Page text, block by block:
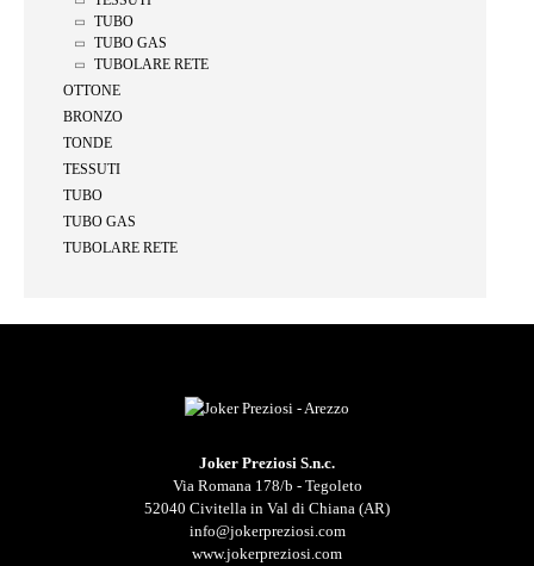
TUBO
TUBO GAS
TUBOLARE RETE
OTTONE
BRONZO
TONDE
TESSUTI
TUBO
TUBO GAS
TUBOLARE RETE
Joker Preziosi S.n.c.
Via Romana 178/b - Tegoleto
52040 Civitella in Val di Chiana (AR)
info@jokerpreziosi.com
www.jokerpreziosi.com